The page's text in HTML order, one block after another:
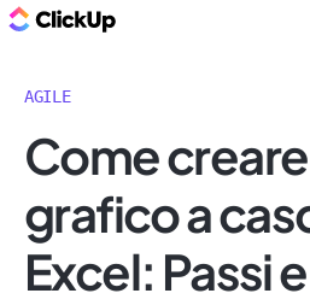
AGILE
Come
grafico a
Excel: Passi